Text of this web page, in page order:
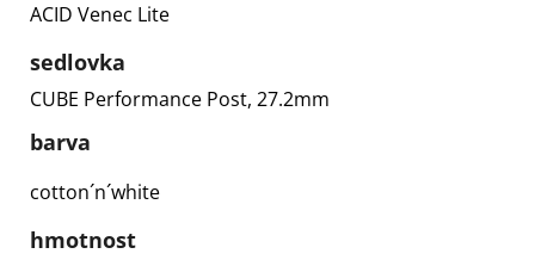
ACID Venec Lite
sedlovka
CUBE Performance Post, 27.2mm
barva
cotton´n´white
hmotnost